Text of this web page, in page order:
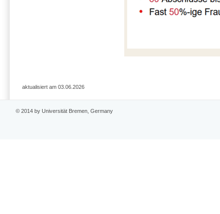
aktualisiert am 03.06.2026
© 2014 by Universität Bremen, Germany